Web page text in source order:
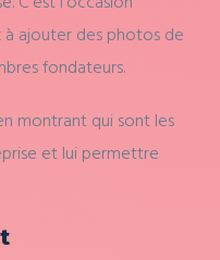
à ajouter des photos de
fondateurs.
montrant qui sont les
et lui permettre